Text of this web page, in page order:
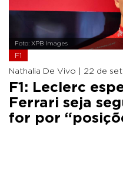
Foto: XPB Images
F1
Nathalia De Vivo | 22 de
F1: Leclerc
Ferrari seja
for por